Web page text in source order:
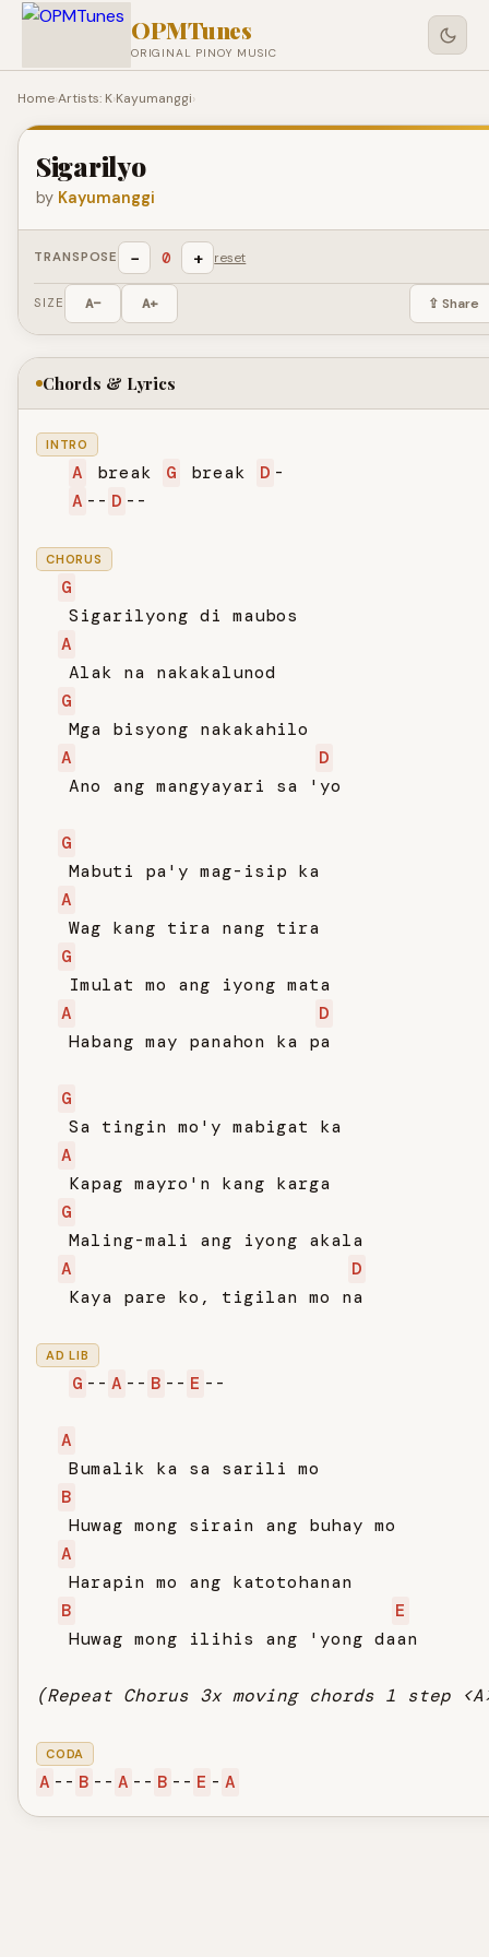
OPMTunes
ORIGINAL PINOY MUSIC
Home›Artists: K›Kayumanggi›
Sigarilyo
by Kayumanggi
TRANSPOSE − 0 + reset
SIZE A− A+ ⇪ Share
Chords & Lyrics
INTRO
A break G break D -
A -- D --
CHORUS
G
   Sigarilyong di maubos
A
   Alak na nakakalunod
G
   Mga bisyong nakakahilo
A
D
   Ano ang mangyayari sa 'yo
G
   Mabuti pa'y mag-isip ka
A
   Wag kang tira nang tira
G
   Imulat mo ang iyong mata
A
D
   Habang may panahon ka pa
G
   Sa tingin mo'y mabigat ka
A
   Kapag mayro'n kang karga
G
   Maling-mali ang iyong akala
A
D
   Kaya pare ko, tigilan mo na
AD LIB
G -- A -- B -- E --
A
   Bumalik ka sa sarili mo
B
   Huwag mong sirain ang buhay mo
A
   Harapin mo ang katotohanan
B
E
   Huwag mong ilihis ang 'yong daan
(Repeat Chorus 3x moving chords 1 step
CODA
A -- B -- A -- B -- E - A